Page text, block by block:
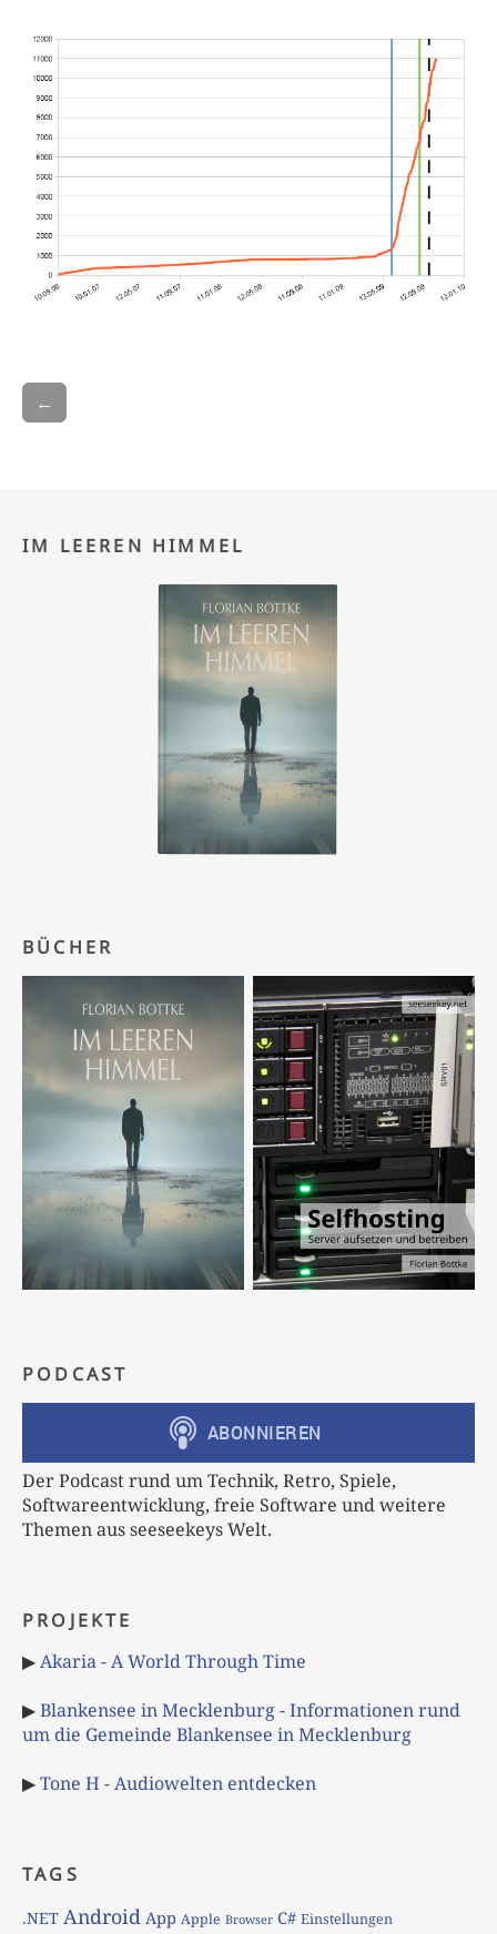
←
IM LEEREN HIMMEL
BÜCHER
PODCAST
Der Podcast rund um Technik, Retro, Spiele,
Softwareentwicklung, freie Software und weitere
Themen aus seeseekeys Welt.
PROJEKTE
▶Akaria - A World Through Time
▶Blankensee in Mecklenburg - Informationen rund
um die Gemeinde Blankensee in Mecklenburg
▶Tone H - Audiowelten entdecken
TAGS
.NET Android App Apple Browser C# Einstellungen